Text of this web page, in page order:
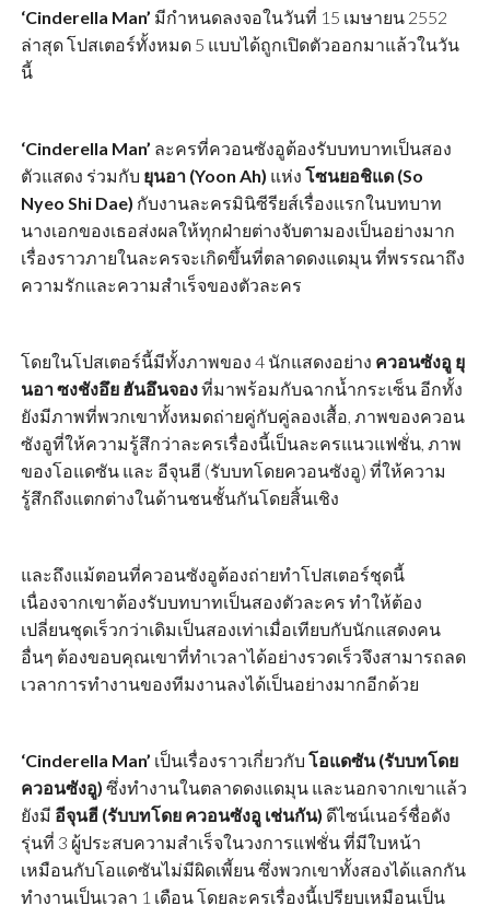
‘Cinderella Man’ มีกำหนดลงจอในวันที่ 15 เมษายน 2552
ล่าสุด โปสเตอร์ทั้งหมด 5 แบบได้ถูกเปิดตัวออกมาแล้วในวัน
นี้
‘Cinderella Man’ ละครที่ควอนซังอูต้องรับบทบาทเป็นสอง
ตัวแสดง ร่วมกับ ยุนอา (Yoon Ah) แห่ง โซนยอชิแด (So
Nyeo Shi Dae) กับงานละครมินิซีรียส์เรื่องแรกในบทบาท
นางเอกของเธอส่งผลให้ทุกฝ่ายต่างจับตามองเป็นอย่างมาก
เรื่องราวภายในละครจะเกิดขึ้นที่ตลาดดงแดมุน ที่พรรณาถึง
ความรักและความสำเร็จของตัวละคร
โดยในโปสเตอร์นี้มีทั้งภาพของ 4 นักแสดงอย่าง ควอนซังอู ยุ
นอา ซงชังอึย ฮันอึนจองที่มาพร้อมกับฉากน้ำกระเซ็น อีกทั้ง
ยังมีภาพที่พวกเขาทั้งหมดถ่ายคู่กับคู่ลองเสื้อ, ภาพของควอน
ซังอูที่ให้ความรู้สึกว่าละครเรื่องนี้เป็นละครแนวแฟชั่น, ภาพ
ของโอแดซัน และ อีจุนฮี (รับบทโดยควอนซังอู) ที่ให้ความ
รู้สึกถึงแตกต่างในด้านชนชั้นกันโดยสิ้นเชิง
และถึงแม้ตอนที่ควอนซังอูต้องถ่ายทำโปสเตอร์ชุดนี้
เนื่องจากเขาต้องรับบทบาทเป็นสองตัวละคร ทำให้ต้อง
เปลี่ยนชุดเร็วกว่าเดิมเป็นสองเท่าเมื่อเทียบกับนักแสดงคน
อื่นๆ ต้องขอบคุณเขาที่ทำเวลาได้อย่างรวดเร็วจึงสามารถลด
เวลาการทำงานของทีมงานลงได้เป็นอย่างมากอีกด้วย
‘Cinderella Man’ เป็นเรื่องราวเกี่ยวกับ โอแดซัน (รับบทโดย
ควอนซังอู) ซึ่งทำงานในตลาดดงแดมุน และนอกจากเขาแล้ว
ยังมี อีจุนฮี (รับบทโดย ควอนซังอู เช่นกัน) ดีไซน์เนอร์ชื่อดัง
รุ่นที่ 3 ผู้ประสบความสำเร็จในวงการแฟชั่น ที่มีใบหน้า
เหมือนกับโอแดซันไม่มีผิดเพี้ยน ซึ่งพวกเขาทั้งสองได้แลกกัน
ทำงานเป็นเวลา 1 เดือน โดยละครเรื่องนี้เปรียบเหมือนเป็น